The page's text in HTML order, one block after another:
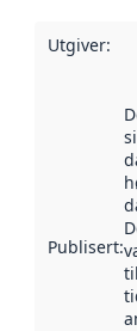
Utgiver:
Publisert: